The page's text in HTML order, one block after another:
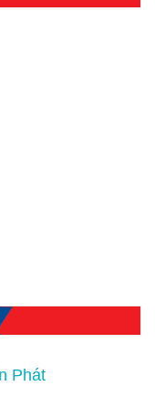
Phát